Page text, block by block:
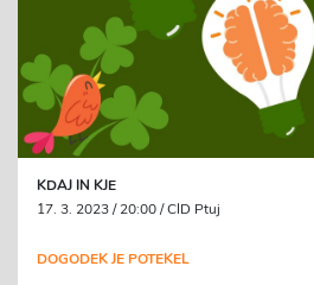
KDAJ IN KJE
17. 3. 2023 / 20:00 / CID Ptuj
DOGODEK JE POTEKEL